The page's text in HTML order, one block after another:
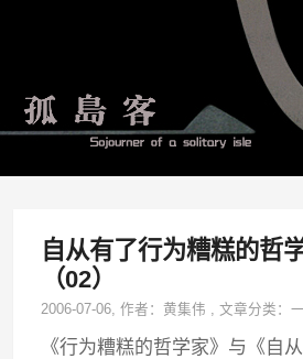
自从有了行为糟糕的哲
（02）
2006-07-06, 作者：黄集伟 ,文章分类：
《行为糟糕的哲学家》与《自